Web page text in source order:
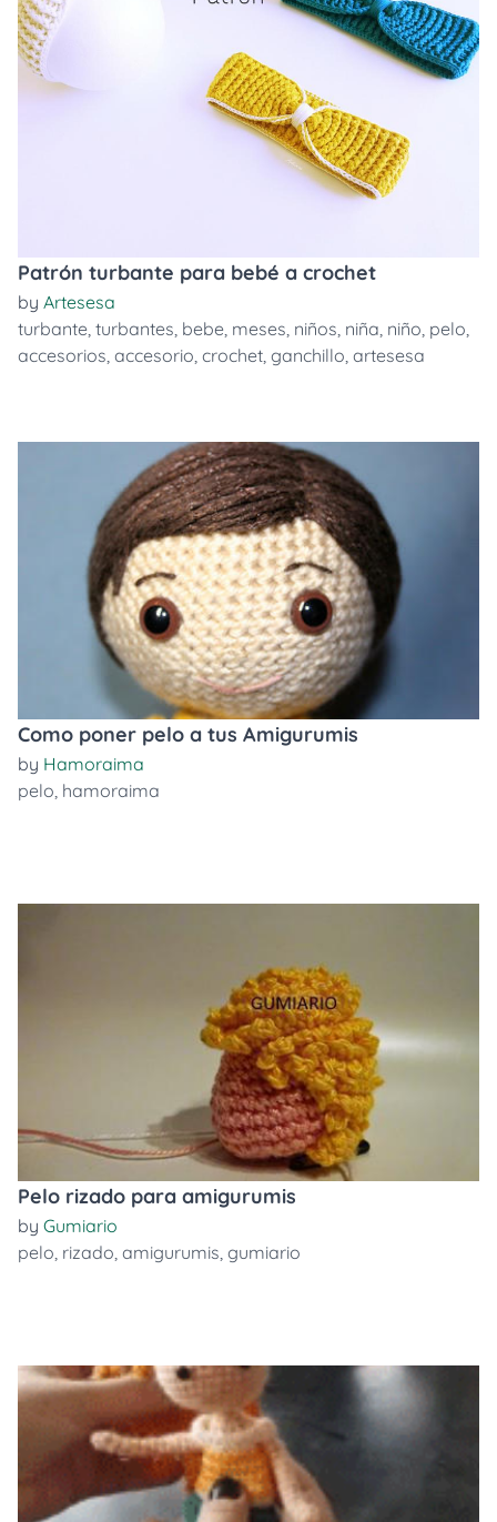
Patrón turbante para bebé a crochet
by Artesesa
turbante, turbantes, bebe, meses, niños, niña, niño, pelo,
accesorios, accesorio, crochet, ganchillo, artesesa
Como poner pelo a tus Amigurumis
by Hamoraima
pelo, hamoraima
Pelo rizado para amigurumis
by Gumiario
pelo, rizado, amigurumis, gumiario